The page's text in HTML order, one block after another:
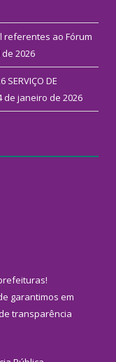
referentes ao Fórum
2026
SERVIÇO DE
de janeiro de 2026
!
garantimos em
transparência